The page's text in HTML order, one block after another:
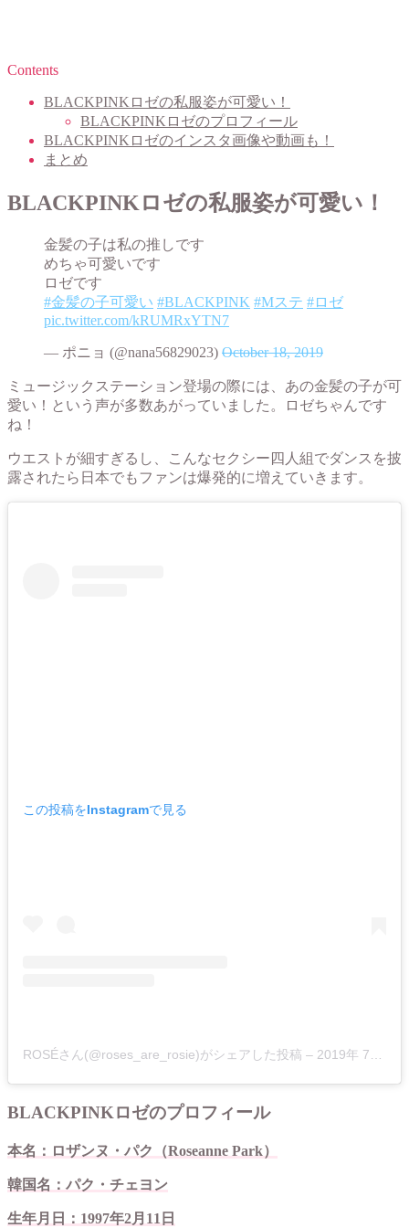
Contents
BLACKPINKロゼの私服姿が可愛い！
BLACKPINKロゼのプロフィール
BLACKPINKロゼのインスタ画像や動画も！
まとめ
BLACKPINKロゼの私服姿が可愛い！
金髪の子は私の推しです
めちゃ可愛いです
ロゼです
#金髪の子可愛い #BLACKPINK #Mステ #ロゼ
pic.twitter.com/kRUMRxYTN7
— ポニョ (@nana56829023) October 18, 2019
ミュージックステーション登場の際には、あの金髪の子が可
愛い！という声が多数あがっていました。ロゼちゃんです
ね！
ウエストが細すぎるし、こんなセクシー四人組でダンスを披
露されたら日本でもファンは爆発的に増えていきます。
この投稿をInstagramで見る
ROSÉさん(@roses_are_rosie)がシェアした投稿 – 2019年 7月月1日午後9時19分PDT
BLACKPINKロゼのプロフィール
本名：ロザンヌ・パク（Roseanne Park）
韓国名：パク・チェヨン
生年月日：1997年2月11日